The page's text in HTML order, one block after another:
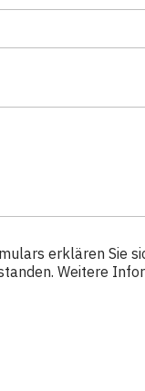
erklären Sie
Weitere